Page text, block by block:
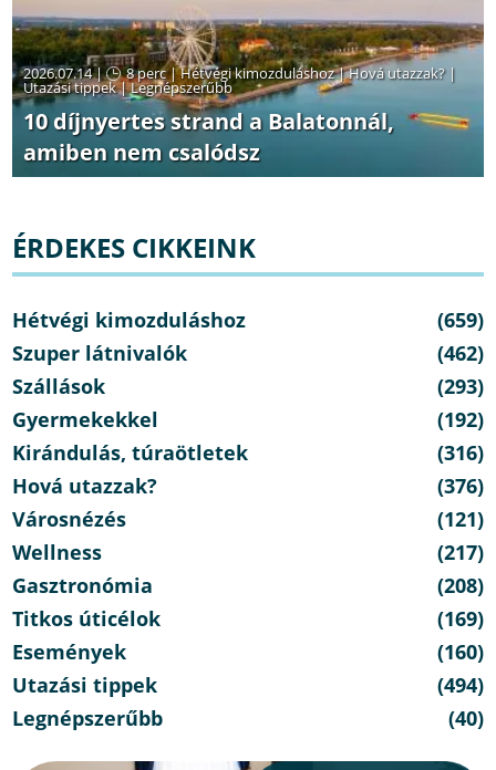
2026.07.14 | 8 perc|Hétvégi kimozduláshoz|Hová utazzak? |
Utazási tippek|Legnépszerűbb
10 díjnyertes strand a Balatonnál,
amiben nem csalódsz
ÉRDEKES CIKKEINK
Hétvégi kimozduláshoz
(659)
Szuper látnivalók
(462)
Szállások
(293)
Gyermekekkel
(192)
Kirándulás, túraötletek
(316)
Hová utazzak?
(376)
Városnézés
(121)
Wellness
(217)
Gasztronómia
(208)
Titkos úticélok
(169)
Események
(160)
Utazási tippek
(494)
Legnépszerűbb
(40)